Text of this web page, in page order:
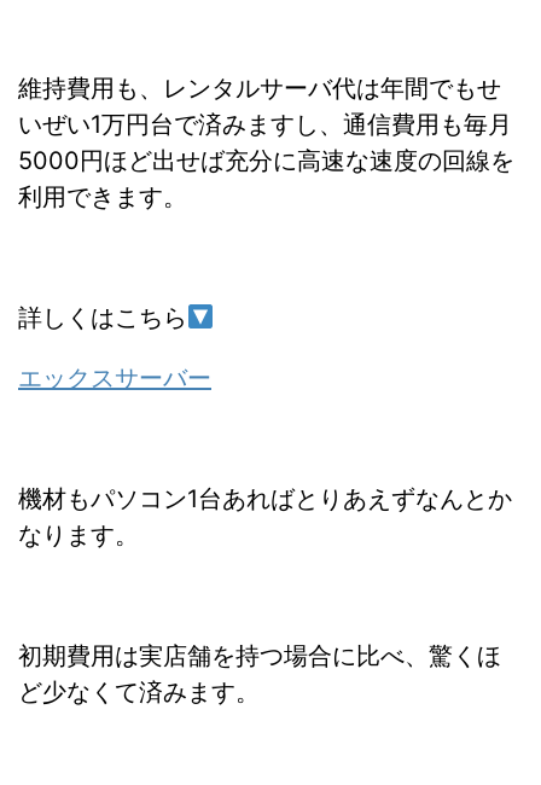
維持費用も、レンタルサーバ代は年間でもせ
いぜい1万円台で済みますし、通信費用も毎月
5000円ほど出せば充分に高速な速度の回線を
利用できます。
詳しくはこちら
エックスサーバー
機材もパソコン1台あればとりあえずなんとか
なります。
初期費用は実店舗を持つ場合に比べ、驚くほ
ど少なくて済みます。